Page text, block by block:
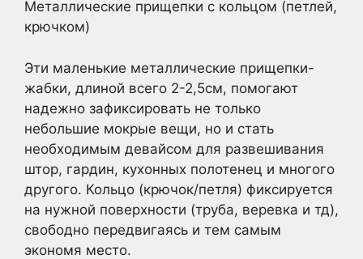
Металлические прищепки с кольцом (петлей,
крючком)
Эти маленькие металлические прищепки-
жабки, длиной всего 2-2,5см, помогают
надежно зафиксировать не только
небольшие мокрые вещи, но и стать
необходимым девайсом для развешивания
штор, гардин, кухонных полотенец и многого
другого. Кольцо (крючок/петля) фиксируется
на нужной поверхности (труба, веревка и тд),
свободно передвигаясь и тем самым
экономя место.